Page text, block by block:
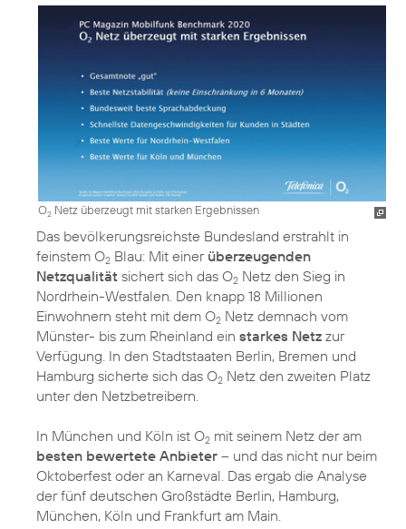
O2 Netz überzeugt mit starken Ergebnissen
Das bevölkerungsreichste Bundesland erstrahlt in
feinstem O2 Blau: Mit einer überzeugenden
Netzqualität sichert sich das O2 Netz den Sieg in
Nordrhein-Westfalen. Den knapp 18 Millionen
Einwohnern steht mit dem O2 Netz demnach vom
Münster- bis zum Rheinland ein starkes Netz zur
Verfügung. In den Stadtstaaten Berlin, Bremen und
Hamburg sicherte sich das O2 Netz den zweiten Platz
unter den Netzbetreibern.
In München und Köln ist O2 mit seinem Netz der am
besten bewertete Anbieter – und das nicht nur beim
Oktoberfest oder an Karneval. Das ergab die Analyse
der fünf deutschen Großstädte Berlin, Hamburg,